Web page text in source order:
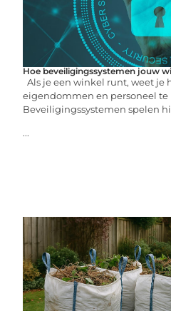
Hoe beveiligingssystemen jouw
Als je een winkel runt, weet je
eigendommen en personeel te
Beveiligingssystemen spelen
...